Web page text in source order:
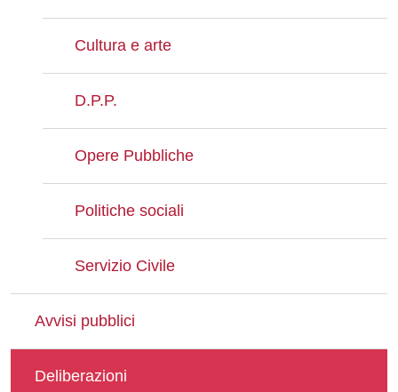
Cultura e arte
D.P.P.
Opere Pubbliche
Politiche sociali
Servizio Civile
Avvisi pubblici
Deliberazioni